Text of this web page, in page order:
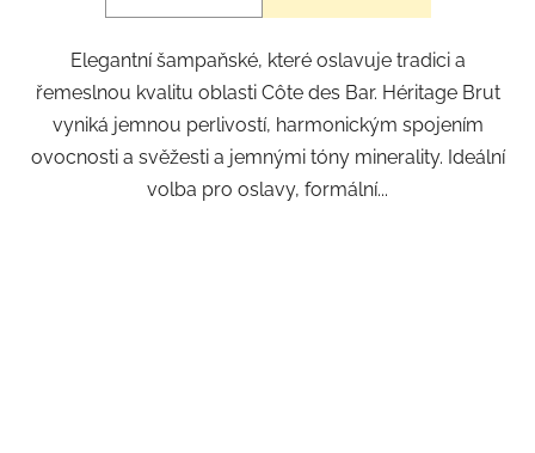
Elegantní šampaňské, které oslavuje tradici a
řemeslnou kvalitu oblasti Côte des Bar. Héritage Brut
vyniká jemnou perlivostí, harmonickým spojením
ovocnosti a svěžesti a jemnými tóny minerality. Ideální
volba pro oslavy, formální...